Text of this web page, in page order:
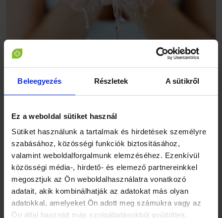
Beleegyezés Részletek A sütikről
Ez a weboldal sütiket használ
Sütiket használunk a tartalmak és hirdetések személyre
szabásához, közösségi funkciók biztosításához,
valamint weboldalforgalmunk elemzéséhez. Ezenkívül
közösségi média-, hirdető- és elemező partnereinkkel
megosztjuk az Ön weboldalhasználatra vonatkozó
adatait, akik kombinálhatják az adatokat más olyan
adatokkal, amelyeket Ön adott meg számukra vagy az
Ön által használt más szolgáltatásokból gyűjtöttek.
NAPPALI ARCÁPOLÁS